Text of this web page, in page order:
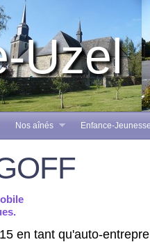
Uzel
Nos aînés Enfance-
en tant qu'auto-